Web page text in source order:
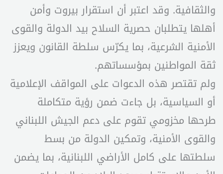
والثقافية. وقد اعتبر أن استقرار بيروت وأمن
أهلها يتطلبان حصرية السلاح بيد الدولة والقوى
الأمنية الشرعية، بما يكرّس سلطة القانون ويعزز
ثقة المواطنين بمؤسساتهم.
ولم تقتصر هذه الدعوات على المواقف الإعلامية
أو السياسية، بل جاءت ضمن رؤية متكاملة
طرحها مخزومي تقوم على دعم الجيش اللبناني
والقوى الأمنية، وتمكين الدولة من بسط
سلطتها على كامل الأراضي اللبنانية، بما يضمن